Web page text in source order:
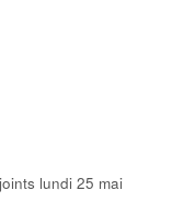
lundi 25 mai